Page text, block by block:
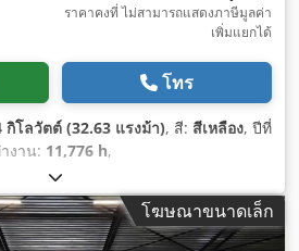
ราคาคงที่ ไม่สามารถแสดงภาษีมูลค่า
เพิ่มแยกได้
โทร
กิโลวัตต์ (32.63 แรงม้า), สี: สีเหลือง, ปีที่
งาน: 11,776 h,
โฆษณาขนาดเล็ก